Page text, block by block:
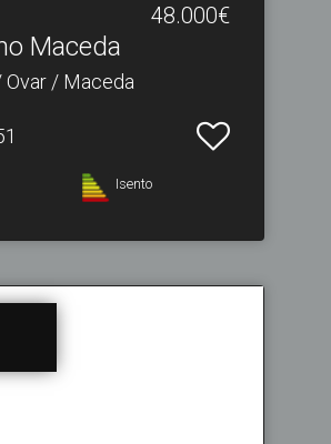
48.000€
Terreno Maceda
Ovar / Maceda
Isento